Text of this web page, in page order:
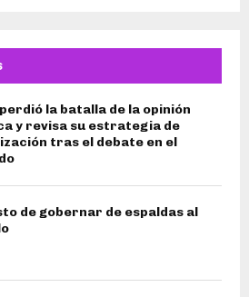
la batalla de la opinión
y revisa su estrategia de
tras el debate en el
de gobernar de espaldas al